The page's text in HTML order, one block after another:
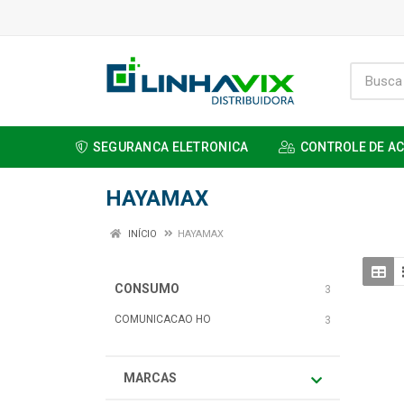
SEGURANCA ELETRONICA CONTROLE DE
HAYAMAX
INÍCIO HAYAMAX
CONSUMO 3
COMUNICACAO HO 3
MARCAS